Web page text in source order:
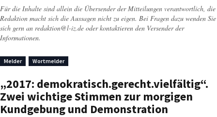
Für die Inhalte sind allein die Übersender der Mitteilungen verantwortlich, die
Redaktion macht sich die Aussagen nicht zu eigen. Bei Fragen dazu wenden Sie
sich gern an redaktion@l-iz.de oder kontaktieren den Versender der
Informationen.
Melder Wortmelder
„2017: demokratisch.gerecht.vielfältig“.
Zwei wichtige Stimmen zur morgigen
Kundgebung und Demonstration